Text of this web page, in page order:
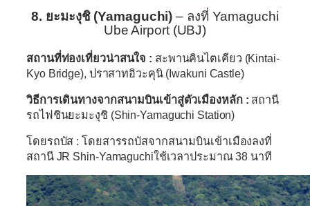
8. ยะมะงุชิ (Yamaguchi) – ลงที่ Yamaguchi
Ube Airport (UBJ)
สถานที่ท่องเที่ยวน่าสนใจ : สะพานคินไตเคียว (Kintai-
Kyo Bridge), ปราสาทอิวะคุนิ (Iwakuni Castle)
วิธีการเดินทางจากสนามบินเข้าสู่ตัวเมืองหลัก : สถานี
รถไฟชินยะมะงุชิ (Shin-Yamaguchi Station)
โดยรถบัส : โดยสารรถบัสจากสนามบินเข้าเมืองลงที่
สถานี JR Shin-Yamaguchiใช้เวลาประมาณ 38 นาที